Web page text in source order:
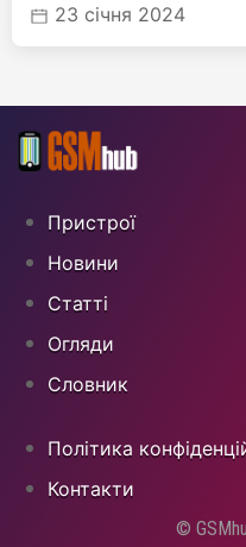
23 січня 2024
Пристрої
Новини
Статті
Огляди
Cловник
Політика
Контакти
©